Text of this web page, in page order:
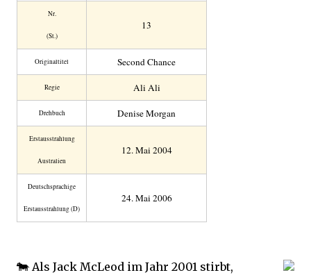
Nr.
(St.)
13
Original­titel Second Chance
Regie Ali Ali
Drehbuch Denise Morgan
Erstaus­strahlung
Australien
12. Mai 2004
Deutsch­sprachige
Erstaus­strahlung (D)
24. Mai 2006
🐄 Als Jack McLeod im Jahr 2001 stirbt,